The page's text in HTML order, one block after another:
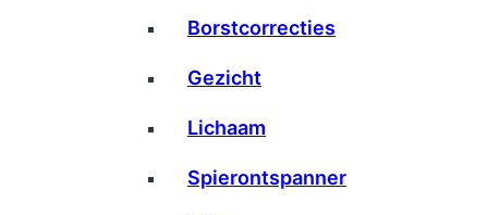
Borstcorrecties
Gezicht
Lichaam
Spierontspanner